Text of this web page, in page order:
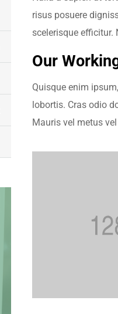
risus posuere
scelerisque efficitur.
Our
Quisque enim
lobortis. Cras odio
Mauris vel metus